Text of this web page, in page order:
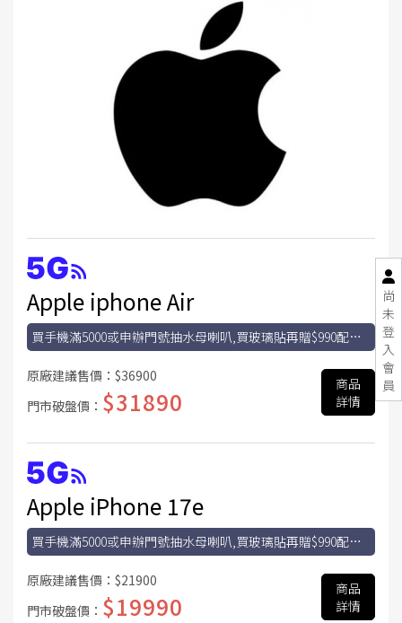
尚
未
登
入
會
員
Apple iphone Air
買手機滿5000或申辦門號抽水母喇叭,買玻璃貼再贈$990配件
原廠建議售價： $36900
門市破盤價： $31890
商品
詳情
Apple iPhone 17e
買手機滿5000或申辦門號抽水母喇叭,買玻璃貼再贈$990配件
原廠建議售價： $21900
門市破盤價： $19990
商品
詳情